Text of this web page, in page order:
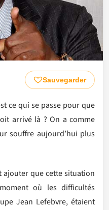
Sauvegarder
ce qui se passe pour que
arrivé là ? On a comme
souffre aujourd’hui plus
que cette situation
où les difficultés
Jean Lefebvre, étaient